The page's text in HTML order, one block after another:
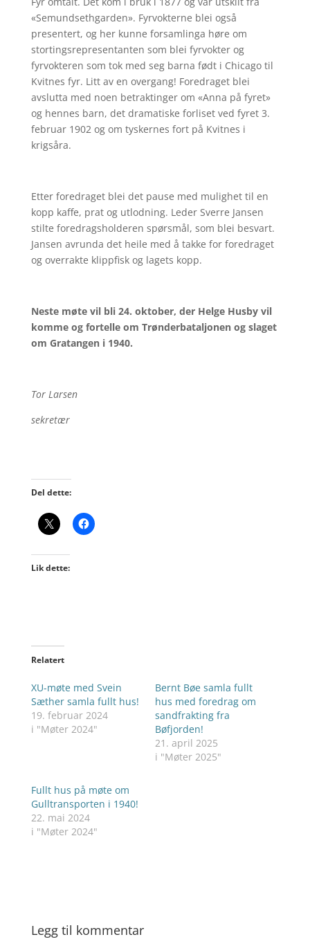
«Semundsethgarden». Fyrvokterne blei også
presentert, og her kunne forsamlinga høre om
stortingsrepresentanten som blei fyrvokter og
fyrvokteren som tok med seg barna født i Chicago til
Kvitnes fyr. Litt av en overgang! Foredraget blei
avslutta med noen betraktinger om «Anna på fyret»
og hennes barn, det dramatiske forliset ved fyret 3.
februar 1902 og om tyskernes fort på Kvitnes i
krigsåra.
Etter foredraget blei det pause med mulighet til en
kopp kaffe, prat og utlodning. Leder Sverre Jansen
stilte foredragsholderen spørsmål, som blei besvart.
Jansen avrunda det heile med å takke for foredraget
og overrakte klippfisk og lagets kopp.
Neste møte vil bli 24. oktober, der Helge Husby vil
komme og fortelle om Trønderbataljonen og slaget
om Gratangen i 1940.
Tor Larsen
sekretær
Del dette:
Lik dette:
Relatert
XU-møte med Svein
Sæther samla fullt hus!
19. februar 2024
i "Møter 2024"
Bernt Bøe samla fullt
hus med foredrag om
sandfrakting fra
Bøfjorden!
21. april 2025
i "Møter 2025"
Fullt hus på møte om
Gulltransporten i 1940!
22. mai 2024
i "Møter 2024"
Legg til kommentar